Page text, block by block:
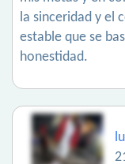
la sinceridad y el
estable que se
honestidad.